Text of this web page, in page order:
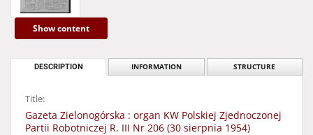
Show content
DESCRIPTION INFORMATION STRUCTURE
Title:
Gazeta Zielonogórska : organ KW Polskiej Zjednoczonej
Partii Robotniczej R. III Nr 206 (30 sierpnia 1954)